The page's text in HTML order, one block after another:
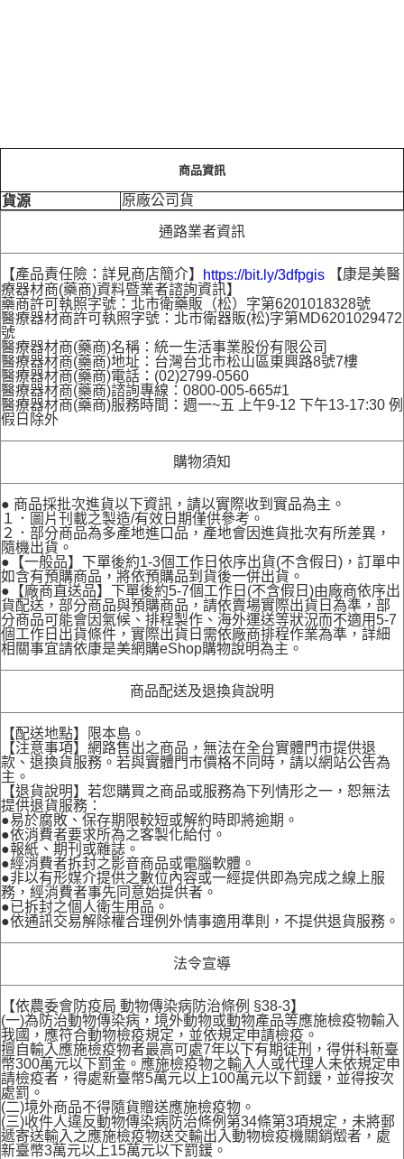
商品資訊
貨源 原廠公司貨
通路業者資訊
【產品責任險：詳見商店簡介】 https://bit.ly/3dfpgis 【康是美醫
療器材商(藥商)資料暨業者諮詢資訊】
藥商許可執照字號：北市衛藥販（松）字第6201018328號
醫療器材商許可執照字號：北市衛器販(松)字第MD6201029472
號
醫療器材商(藥商)名稱：統一生活事業股份有限公司
醫療器材商(藥商)地址：台灣台北市松山區東興路8號7樓
醫療器材商(藥商)電話：(02)2799-0560
醫療器材商(藥商)諮詢專線：0800-005-665#1
醫療器材商(藥商)服務時間：週一~五 上午9-12 下午13-17:30 例
假日除外
購物須知
● 商品採批次進貨以下資訊，請以實際收到實品為主。
１．圖片刊載之製造/有效日期僅供參考。
２．部分商品為多產地進口品，產地會因進貨批次有所差異，
隨機出貨。
●【一般品】下單後約1-3個工作日依序出貨(不含假日)，訂單中
如含有預購商品，將依預購品到貨後一併出貨。
●【廠商直送品】下單後約5-7個工作日(不含假日)由廠商依序出
貨配送，部分商品與預購商品，請依賣場實際出貨日為準，部
分商品可能會因氣候、排程製作、海外運送等狀況而不適用5-7
個工作日出貨條件，實際出貨日需依廠商排程作業為準，詳細
相關事宜請依康是美網購eShop購物說明為主。
商品配送及退換貨說明
【配送地點】限本島。
【注意事項】網路售出之商品，無法在全台實體門市提供退
款、退換貨服務。若與實體門市價格不同時，請以網站公告為
主。
【退貨說明】若您購買之商品或服務為下列情形之一，恕無法
提供退貨服務：
●易於腐敗、保存期限較短或解約時即將逾期。
●依消費者要求所為之客製化給付。
●報紙、期刊或雜誌。
●經消費者拆封之影音商品或電腦軟體。
●非以有形媒介提供之數位內容或一經提供即為完成之線上服
務，經消費者事先同意始提供者。
●已拆封之個人衛生用品。
●依通訊交易解除權合理例外情事適用準則，不提供退貨服務。
法令宣導
【依農委會防疫局 動物傳染病防治條例 §38-3】
(一)為防治動物傳染病，境外動物或動物產品等應施檢疫物輸入
我國，應符合動物檢疫規定，並依規定申請檢疫。
擅自輸入應施檢疫物者最高可處7年以下有期徒刑，得併科新臺
幣300萬元以下罰金。應施檢疫物之輸入人或代理人未依規定申
請檢疫者，得處新臺幣5萬元以上100萬元以下罰鍰，並得按次
處罰。
(二)境外商品不得隨貨贈送應施檢疫物。
(三)收件人違反動物傳染病防治條例第34條第3項規定，未將郵
遞寄送輸入之應施檢疫物送交輸出入動物檢疫機關銷燬者，處
新臺幣3萬元以上15萬元以下罰鍰。